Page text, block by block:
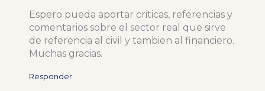
Espero pueda aportar criticas, referencias y
comentarios sobre el sector real que sirve
de referencia al civil y tambien al financiero.
Muchas gracias.
Responder